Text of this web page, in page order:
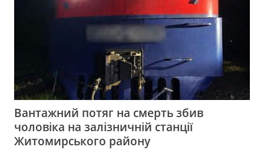
Вантажний потяг на смерть збив
чоловіка на залізничній станції
Житомирського району